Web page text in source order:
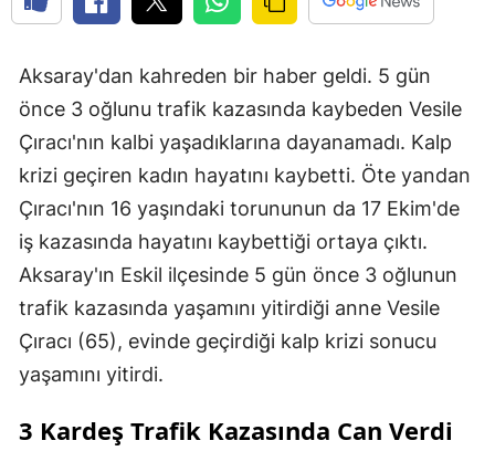
Aksaray'dan kahreden bir haber geldi. 5 gün
önce 3 oğlunu trafik kazasında kaybeden Vesile
Çıracı'nın kalbi yaşadıklarına dayanamadı. Kalp
krizi geçiren kadın hayatını kaybetti. Öte yandan
Çıracı'nın 16 yaşındaki torununun da 17 Ekim'de
iş kazasında hayatını kaybettiği ortaya çıktı.
Aksaray'ın Eskil ilçesinde 5 gün önce 3 oğlunun
trafik kazasında yaşamını yitirdiği anne Vesile
Çıracı (65), evinde geçirdiği kalp krizi sonucu
yaşamını yitirdi.
3 Kardeş Trafik Kazasında Can Verdi